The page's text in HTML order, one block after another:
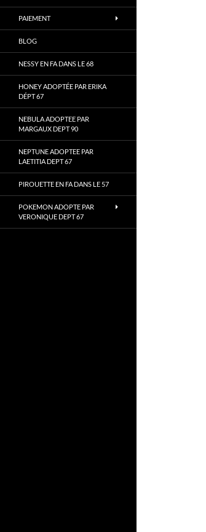
PAIEMENT
BLOG
NESSY EN FA DANS LE 68
HONEY ADOPTÉE PAR ERIKA
DÉPT 67
NEBULA ADOPTEE PAR
MARGAUX DEPT 90
NEPTUNE ADOPTEE PAR
LAETITIA DEPT 67
PIROUETTE EN FA DANS LE 57
POKEMON ADOPTE PAR
VERONIQUE DEPT 67